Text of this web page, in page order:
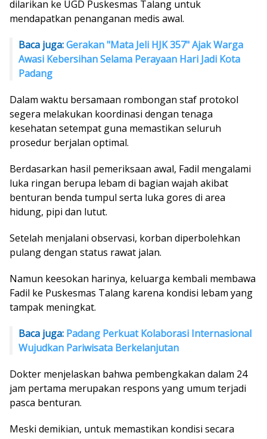
dilarikan ke UGD Puskesmas Talang untuk
mendapatkan penanganan medis awal.
Baca juga:Gerakan "Mata Jeli HJK 357" Ajak Warga
Awasi Kebersihan Selama Perayaan Hari Jadi Kota
Padang
Dalam waktu bersamaan rombongan staf protokol
segera melakukan koordinasi dengan tenaga
kesehatan setempat guna memastikan seluruh
prosedur berjalan optimal.
Berdasarkan hasil pemeriksaan awal, Fadil mengalami
luka ringan berupa lebam di bagian wajah akibat
benturan benda tumpul serta luka gores di area
hidung, pipi dan lutut.
Setelah menjalani observasi, korban diperbolehkan
pulang dengan status rawat jalan.
Namun keesokan harinya, keluarga kembali membawa
Fadil ke Puskesmas Talang karena kondisi lebam yang
tampak meningkat.
Baca juga: Padang Perkuat Kolaborasi Internasional
Wujudkan Pariwisata Berkelanjutan
Dokter menjelaskan bahwa pembengkakan dalam 24
jam pertama merupakan respons yang umum terjadi
pasca benturan.
Meski demikian, untuk memastikan kondisi secara